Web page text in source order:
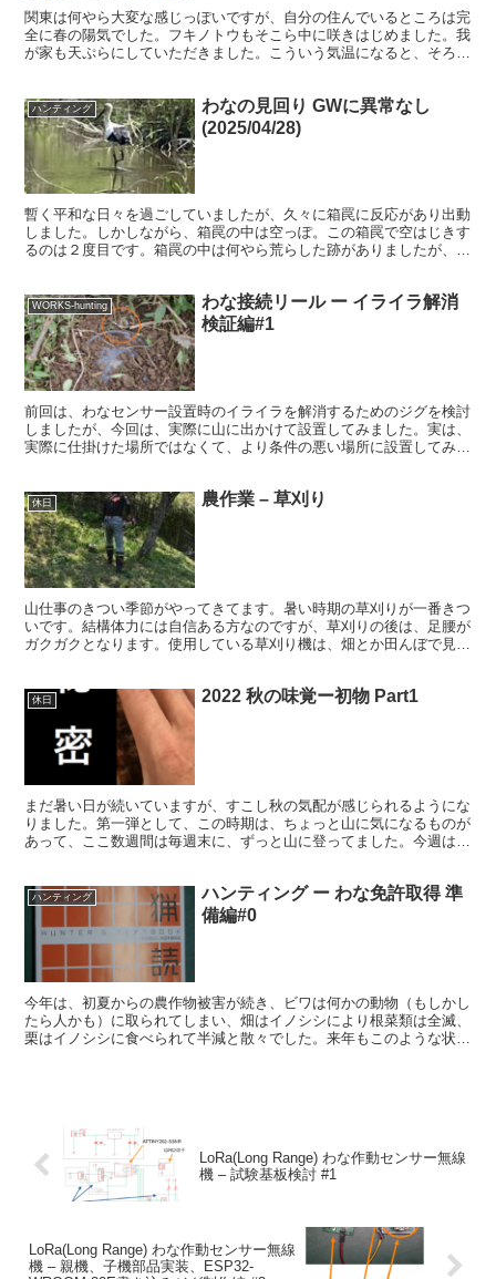
関東は何やら大変な感じっぽいですが、自分の住んでいるところは完
全に春の陽気でした。フキノトウもそこら中に咲きはじめました。我
が家も天ぷらにしていただきました。こういう気温になると、そろそ
ハンティング
わなの見回り GWに異常なし
(2025/04/28)
暫く平和な日々を過ごしていましたが、久々に箱罠に反応があり出動
しました。しかしながら、箱罠の中は空っぽ。この箱罠で空はじきす
るのは２度目です。箱罠の中は何やら荒らした跡がありましたが、小
WORKS-hunting
わな接続リール ー イライラ解消
検証編#1
前回は、わなセンサー設置時のイライラを解消するためのジグを検討
しましたが、今回は、実際に山に出かけて設置してみました。実は、
実際に仕掛けた場所ではなくて、より条件の悪い場所に設置してみま
休日 農作業 – 草刈り
山仕事のきつい季節がやってきてます。暑い時期の草刈りが一番きつ
いです。結構体力には自信ある方なのですが、草刈りの後は、足腰が
ガクガクとなります。使用している草刈り機は、畑とか田んぼで見か
休日 2022 秋の味覚ー初物 Part1
まだ暑い日が続いていますが、すこし秋の気配が感じられるようにな
りました。第一弾として、この時期は、ちょっと山に気になるものが
あって、ここ数週間は毎週末に、ずっと山に登ってました。今週は、
ハンティング
ハンティング ー わな免許取得 準
備編#0
今年は、初夏からの農作物被害が続き、ビワは何かの動物（もしかし
たら人かも）に取られてしまい、畑はイノシシにより根菜類は全滅、
栗はイノシシに食べられて半減と散々でした。来年もこのような状況
LoRa(Long Range) わな作動センサー無線
機 – 試験基板検討 #1
LoRa(Long Range) わな作動センサー無線
機 – 親機、子機部品実装、ESP32-